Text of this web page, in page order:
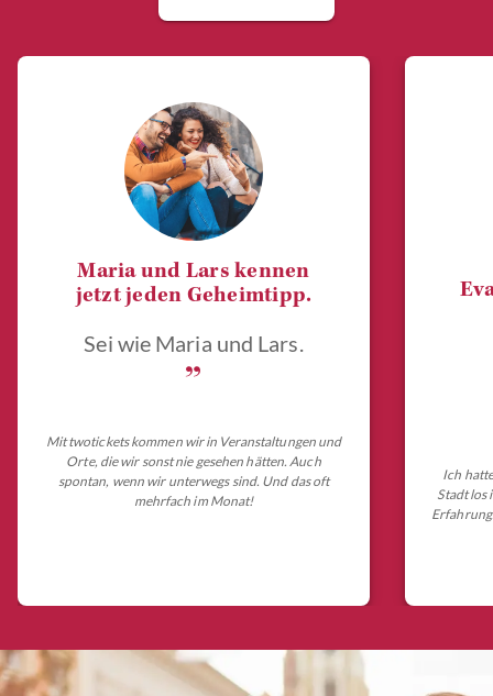
Maria und Lars kennen
jetzt jeden Geheimtipp.
Sei wie Maria und Lars.
„
Mit twotickets kommen wir in Veranstaltungen und
Orte, die wir sonst nie gesehen hätten. Auch
spontan, wenn wir unterwegs sind. Und das oft
mehrfach im Monat!
Ich
Stadt los